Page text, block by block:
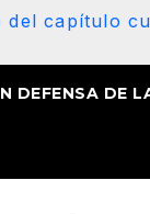
del capítulo
DEFENSA DE